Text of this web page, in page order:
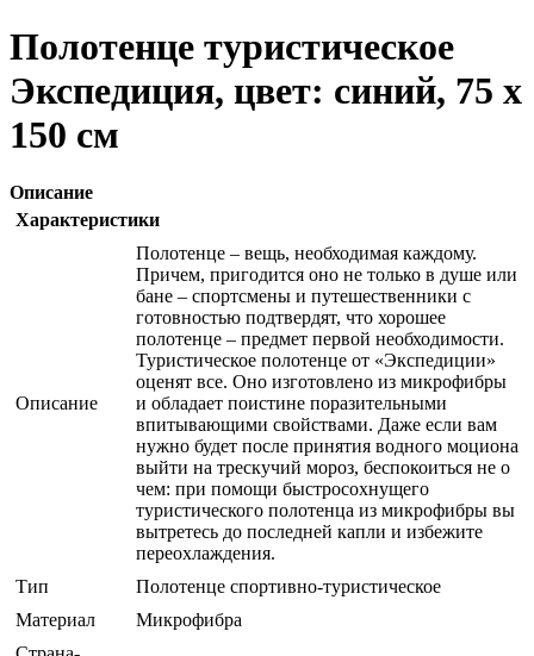
Полотенце туристическое
Экспедиция, цвет: синий, 75 х
150 см
Описание
Характеристики
Описание
Полотенце – вещь, необходимая каждому.
Причем, пригодится оно не только в душе или
бане – спортсмены и путешественники с
готовностью подтвердят, что хорошее
полотенце – предмет первой необходимости.
Туристическое полотенце от «Экспедиции»
оценят все. Оно изготовлено из микрофибры
и обладает поистине поразительными
впитывающими свойствами. Даже если вам
нужно будет после принятия водного моциона
выйти на трескучий мороз, беспокоиться не о
чем: при помощи быстросохнущего
туристического полотенца из микрофибры вы
вытретесь до последней капли и избежите
переохлаждения.
Тип
Полотенце спортивно-туристическое
Материал
Микрофибра